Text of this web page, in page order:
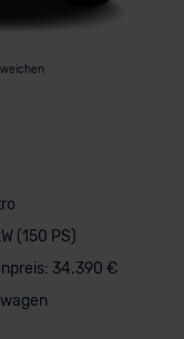
(150 PS)
34.390 €